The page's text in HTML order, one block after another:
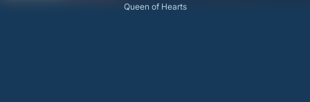
Queen of Hearts